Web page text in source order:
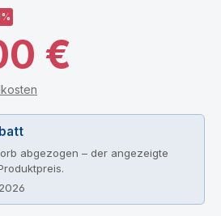
€
abgezogen – der angezeigte